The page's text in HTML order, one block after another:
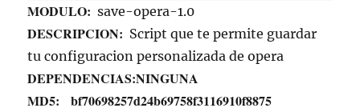
MODULO: save-opera-1.0
DESCRIPCION: Script que te permite guardar
tu configuracion personalizada de opera
DEPENDENCIAS:NINGUNA
MD5: bf70698257d24b69758f3116910f8875